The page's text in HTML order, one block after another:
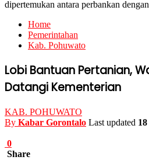
dipertemukan antara perbankan
Home
Pemerintahan
Kab. Pohuwato
Lobi Bantuan Pertanian,
Datangi Kementerian
KAB. POHUWATO
By Kabar Gorontalo Last updated
0
Share